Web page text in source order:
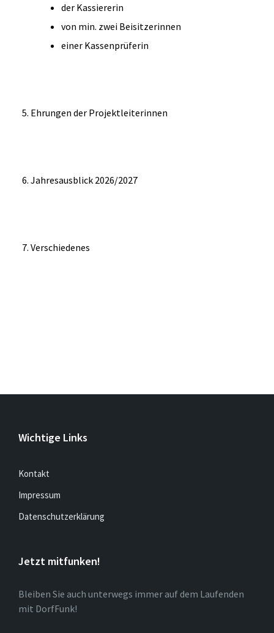
der Kassiererin
von min. zwei Beisitzerinnen
einer Kassenprüferin
Ehrungen der Projektleiterinnen
Jahresausblick 2026/2027
Verschiedenes
Wichtige Links
Kontakt
Impressum
Datenschutzerklärung
Jetzt mitfunken!
Bleiben Sie auch unterwegs immer auf dem Laufenden
mit DorfFunk!